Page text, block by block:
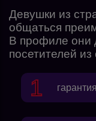
Девушки из
общаться
В профиле они
посетителей